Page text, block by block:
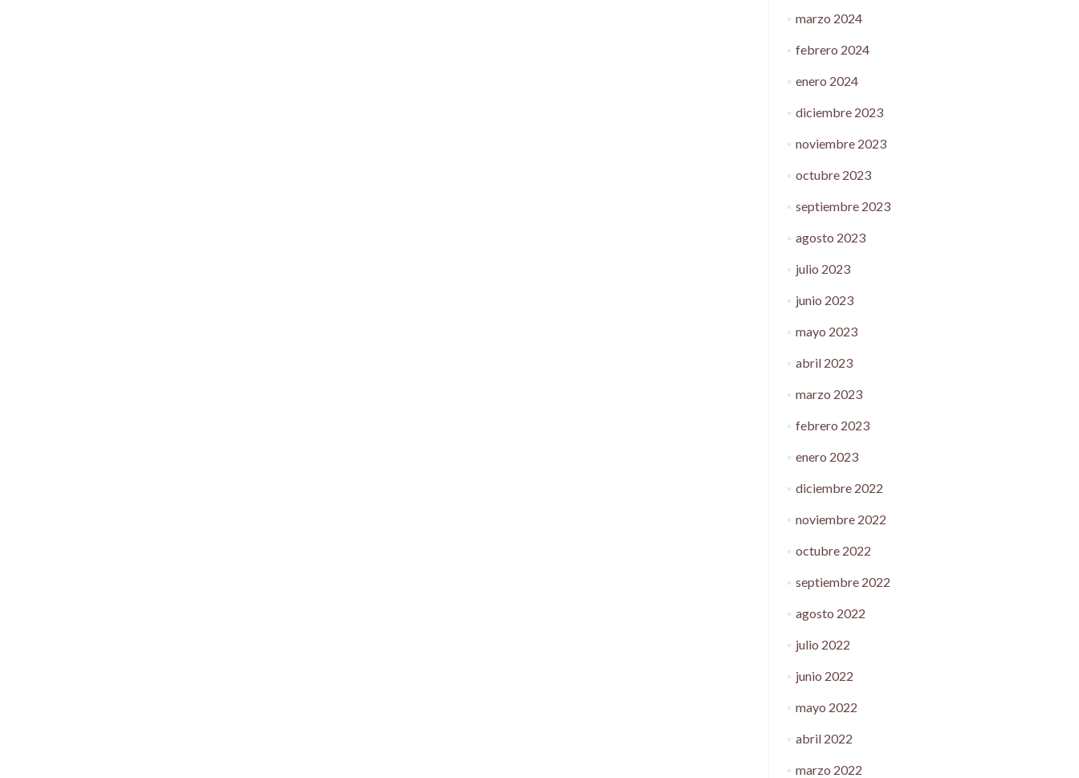
marzo 2024
febrero 2024
enero 2024
diciembre 2023
noviembre 2023
octubre 2023
septiembre 2023
agosto 2023
julio 2023
junio 2023
mayo 2023
abril 2023
marzo 2023
febrero 2023
enero 2023
diciembre 2022
noviembre 2022
octubre 2022
septiembre 2022
agosto 2022
julio 2022
junio 2022
mayo 2022
abril 2022
marzo 2022